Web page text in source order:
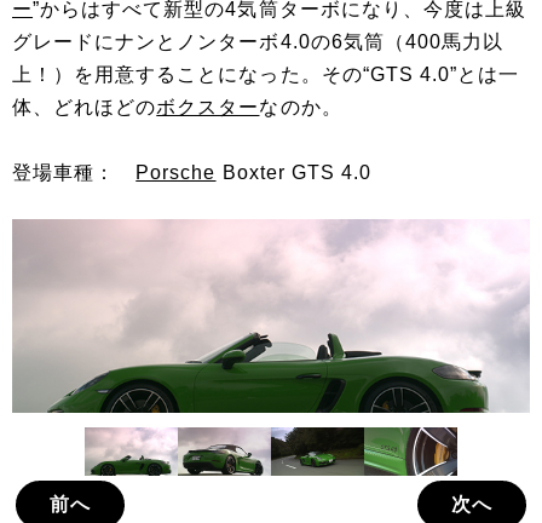
ー”からはすべて新型の4気筒ターボになり、今度は上級
グレードにナンとノンターボ4.0の6気筒（400馬力以
上！）を用意することになった。その“GTS 4.0”とは一
体、どれほどのボクスターなのか。
登場車種： Porsche Boxter GTS 4.0
前へ 次へ